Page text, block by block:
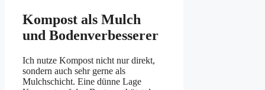
Kompost als Mulch
und Bodenverbesserer
Ich nutze Kompost nicht nur direkt,
sondern auch sehr gerne als
Mulchschicht. Eine dünne Lage